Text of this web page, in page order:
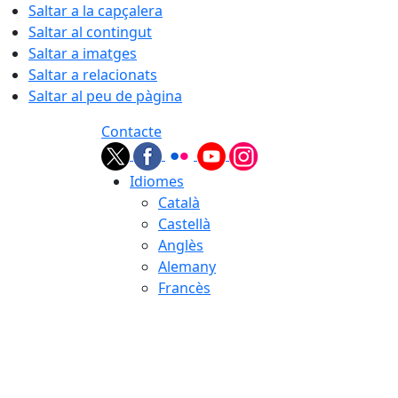
Saltar a la capçalera
Saltar al contingut
Saltar a imatges
Saltar a relacionats
Saltar al peu de pàgina
Contacte
Idiomes
Català
Castellà
Anglès
Alemany
Francès